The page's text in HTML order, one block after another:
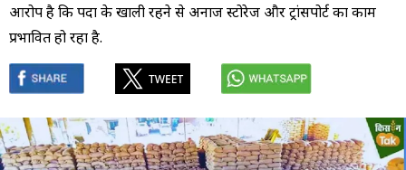
आरोप है कि पदों के खाली रहने से अनाज स्टोरेज और ट्रांसपोर्ट का काम
प्रभावित हो रहा है.